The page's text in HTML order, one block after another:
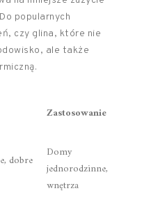
popularnych
czy glina, które nie
ale także
Zastosowanie
dobre
Domy
jednorodzinne,
wnętrza